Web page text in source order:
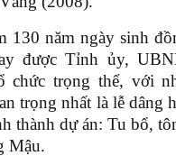
130 năm ngày sinh
được Tỉnh ủy,
chức trọng thể, với
trọng nhất là lễ dâng
thành dự án: Tu bổ,
Mậu.